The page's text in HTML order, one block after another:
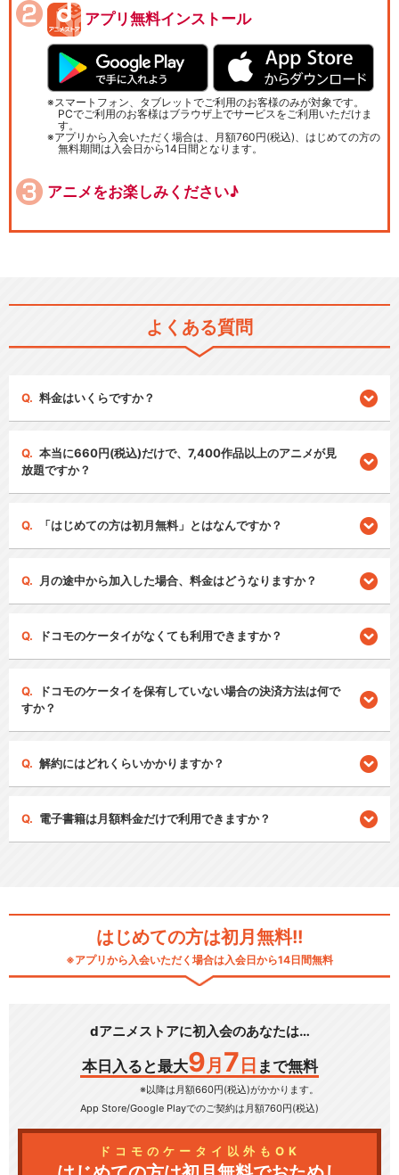
アプリ無料インストール
スマートフォン、タブレットでご利用のお客様のみが対象です。
PCでご利用のお客様はブラウザ上でサービスをご利用いただけま
す。
アプリから入会いただく場合は、月額760円(税込)、はじめての方の
無料期間は入会日から14日間となります。
アニメをお楽しみください♪
よくある質問
料金はいくらですか？
本当に660円(税込)だけで、7,400作品以上のアニメが見
放題ですか？
「はじめての方は初月無料」とはなんですか？
月の途中から加入した場合、料金はどうなりますか？
ドコモのケータイがなくても利用できますか？
ドコモのケータイを保有していない場合の決済方法は何で
すか？
解約にはどれくらいかかりますか？
電子書籍は月額料金だけで利用できますか？
はじめての方は初月無料!!
※アプリから入会いただく場合は入会日から14日間無料
dアニメストアに初入会のあなたは…
本日入ると最大9 月 7 日 まで無料
※以降は月額660円(税込)がかかります。
App Store/Google Playでのご契約は月額760円(税込)
ドコモのケータイ以外もOK